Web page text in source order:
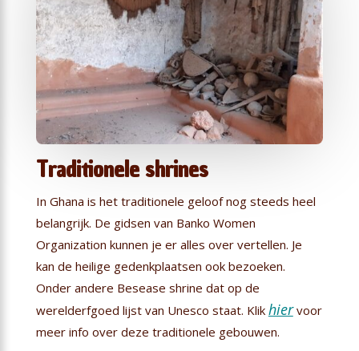
Traditionele shrines
In Ghana is het traditionele geloof nog steeds heel
belangrijk. De gidsen van Banko Women
Organization kunnen je er alles over vertellen. Je
kan de heilige gedenkplaatsen ook bezoeken.
Onder andere Besease shrine dat op de
werelderfgoed lijst van Unesco staat. Klik hiervoor
meer info over deze traditionele gebouwen.